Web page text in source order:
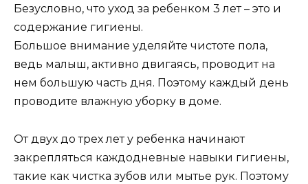
Безусловно, что уход за ребенком 3 лет – это и
содержание гигиены.
Большое внимание уделяйте чистоте пола,
ведь малыш, активно двигаясь, проводит на
нем большую часть дня. Поэтому каждый день
проводите влажную уборку в доме.
От двух до трех лет у ребенка начинают
закрепляться каждодневные навыки гигиены,
такие как чистка зубов или мытье рук. Поэтому